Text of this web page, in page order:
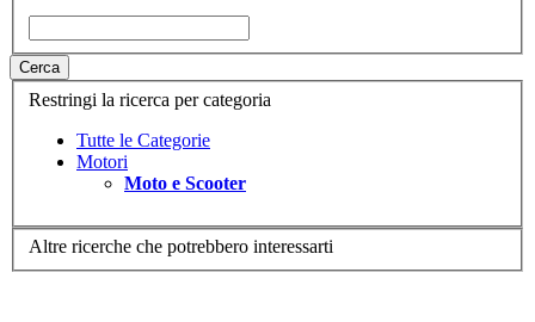
Cerca
Restringi la ricerca per categoria
Tutte le Categorie
Motori
Moto e Scooter
Altre ricerche che potrebbero interessarti